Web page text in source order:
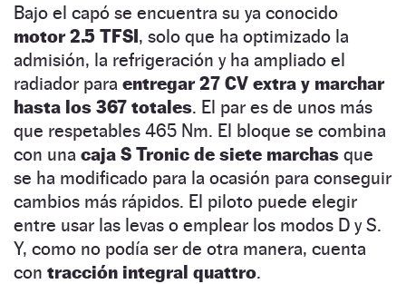
Bajo el capó se encuentra su ya conocido
motor 2.5 TFSI, solo que ha optimizado la
admisión, la refrigeración y ha ampliado el
radiador para entregar 27 CV extra y marchar
hasta los 367 totales. El par es de unos más
que respetables 465 Nm. El bloque se combina
con una caja S Tronic de siete marchas que
se ha modificado para la ocasión para conseguir
cambios más rápidos. El piloto puede elegir
entre usar las levas o emplear los modos D y S.
Y, como no podía ser de otra manera, cuenta
con tracción integral quattro.